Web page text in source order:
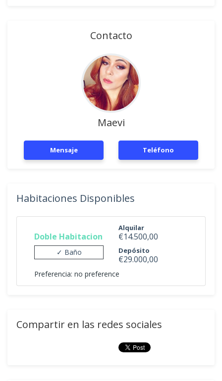
Contacto
Maevi
Mensaje Teléfono
Habitaciones Disponibles
Doble Habitacion
✓ Baño
Alquilar
€14.500,00
Depósito
€29.000,00
Preferencia: no preference
Compartir en las redes sociales